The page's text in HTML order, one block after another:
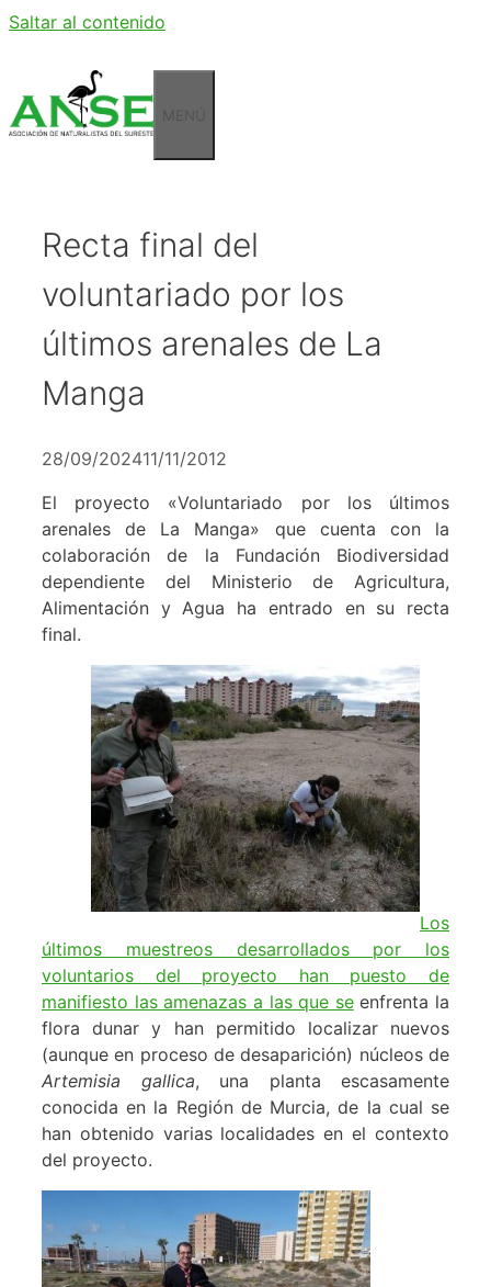
Saltar al contenido
Recta final del
voluntariado por los
últimos arenales de La
Manga
28/09/202411/11/2012
El proyecto «Voluntariado por los últimos
arenales de La Manga» que cuenta con la
colaboración de la Fundación Biodiversidad
dependiente del Ministerio de Agricultura,
Alimentación y Agua ha entrado en su recta
final.
Los
últimos muestreos desarrollados por los
voluntarios del proyecto han puesto de
manifiesto las amenazas a las que seenfrenta la
flora dunar y han permitido localizar nuevos
(aunque en proceso de desaparición) núcleos de
Artemisia gallica, una planta escasamente
conocida en la Región de Murcia, de la cual se
han obtenido varias localidades en el contexto
del proyecto.